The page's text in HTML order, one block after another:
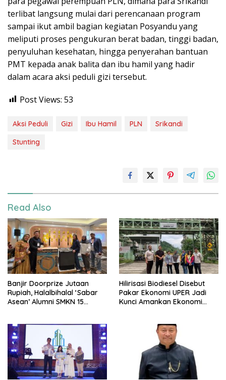
terlibat langsung mulai dari perencanaan program
sampai ikut ambil bagian kegiatan Posyandu yang
meliputi proses pengukuran berat badan, tinggi badan,
penyuluhan kesehatan, hingga penyerahan bantuan
PMT kepada anak balita dan ibu hamil yang hadir
dalam acara aksi peduli gizi tersebut.
Post Views: 53
Aksi Peduli Gizi Ibu Hamil PLN
Srikandi
Stunting
Read Also
Banjir Doorprize Jutaan
Rupiah, Halalbihalal ‘Sabar
Asean’ Alumni SMKN 15
Hilirisasi Biodiesel Disebut
Pakar Ekonomi UPER Jadi
Kunci Amankan Ekonomi